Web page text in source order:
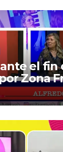
el fin
Zona